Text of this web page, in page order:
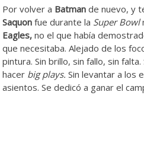
Por volver a Batman de nuevo, y
Saquon fue durante la Super Bowl
Eagles, no el que había
que necesitaba. Alejado de los
pintura. Sin brillo, sin fallo, sin falta.
hacer big plays. Sin levantar a los
asientos. Se dedicó a ganar el